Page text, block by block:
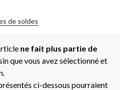
de soldes
ne fait plus partie de
que vous avez sélectionné et
ci-dessous pourraient